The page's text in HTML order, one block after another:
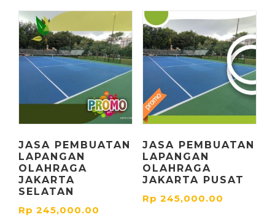
JASA PEMBUATAN
LAPANGAN
OLAHRAGA
JAKARTA
SELATAN
Rp 245,000.00
JASA PEMBUATAN
LAPANGAN
OLAHRAGA
JAKARTA PUSAT
Rp 245,000.00